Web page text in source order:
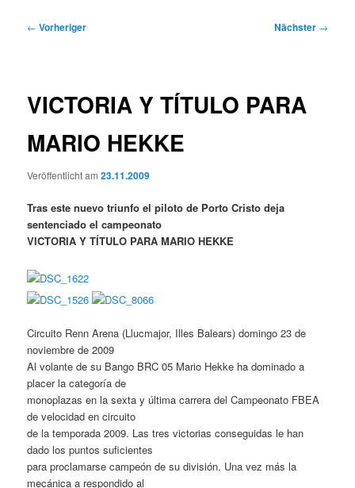
Beitragsnavigation
← Vorheriger Nächster →
VICTORIA Y TÍTULO PARA
MARIO HEKKE
Veröffentlicht am23.11.2009
Tras este nuevo triunfo el piloto de Porto Cristo deja
sentenciado el campeonato
VICTORIA Y TÍTULO PARA MARIO HEKKE
Circuito Renn Arena (Llucmajor, Illes Balears) domingo 23 de
noviembre de 2009
Al volante de su Bango BRC 05 Mario Hekke ha dominado a
placer la categoría de
monoplazas en la sexta y última carrera del Campeonato FBEA
de velocidad en circuito
de la temporada 2009. Las tres victorias conseguidas le han
dado los puntos suficientes
para proclamarse campeón de su división. Una vez más la
mecánica a respondido al